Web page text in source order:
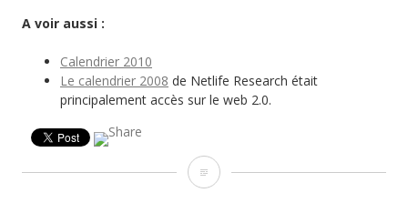
A voir aussi :
Calendrier 2010
Le calendrier 2008 de Netlife Research était
principalement accès sur le web 2.0.
Netlife